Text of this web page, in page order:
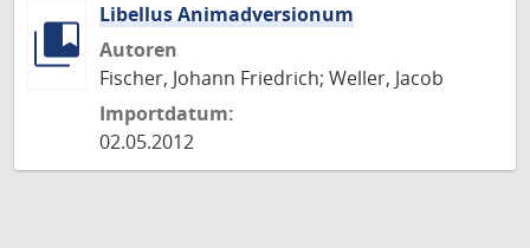
Libellus Animadversionum
Autoren
Fischer, Johann Friedrich; Weller, Jacob
Importdatum:
02.05.2012